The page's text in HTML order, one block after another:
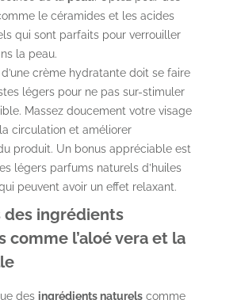
le céramides et les acides
qui sont parfaits pour verrouiller
la peau.
d’une crème hydratante doit se faire
légers pour ne pas sur-stimuler
Massez doucement votre visage
circulation et améliorer
produit. Un bonus appréciable est
légers parfums naturels d’huiles
peuvent avoir un effet relaxant.
des ingrédients
comme l’aloé vera et la
des ingrédients naturelscomme